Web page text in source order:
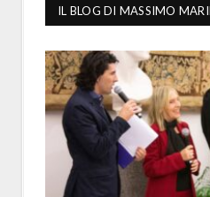
IL BLOG DI MASSIMO